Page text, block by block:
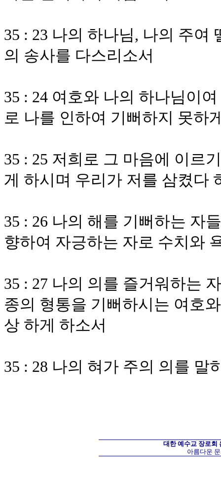
35 : 23 나의 하나님, 나의 주여
의 송사를 다스리소서
35 : 24 여호와 나의 하나님이
로 나를 인하여 기뻐하지 못하
35 : 25 저희로 그 마음에 이르
게 하시며 우리가 저를 삼켰다
35 : 26 나의 해를 기뻐하는 자
향하여 자긍하는 자로 수치와
35 : 27 나의 의를 즐거워하는
종의 형통을 기뻐하시는 여호
상 하게 하소서
35 : 28 나의 혀가 주의 의를 말
대한 예수교 장로회
아름다운